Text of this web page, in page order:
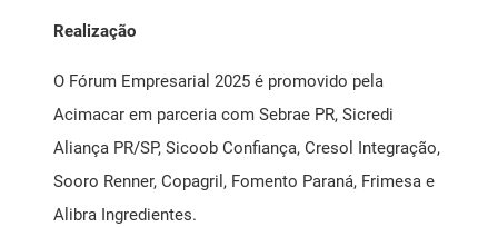
Realização
O Fórum Empresarial 2025 é promovido pela
Acimacar em parceria com Sebrae PR, Sicredi
Aliança PR/SP, Sicoob Confiança, Cresol Integração,
Sooro Renner, Copagril, Fomento Paraná, Frimesa e
Alibra Ingredientes.